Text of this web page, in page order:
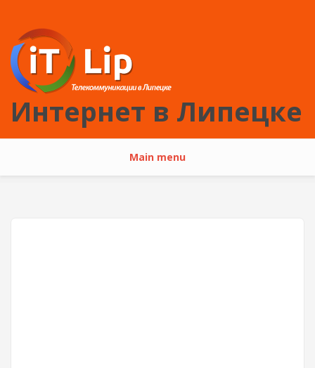
Интернет в Липецке
Main menu